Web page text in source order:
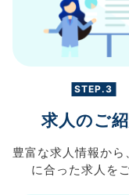
STEP.3
求人のご
豊富な求人情報から
に合った求人を